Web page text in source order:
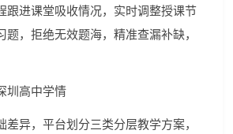
跟进课堂吸收情况，实时调整授课节
，拒绝无效题海，精准查漏补缺，
圳高中学情
异，平台划分三类分层教学方案，